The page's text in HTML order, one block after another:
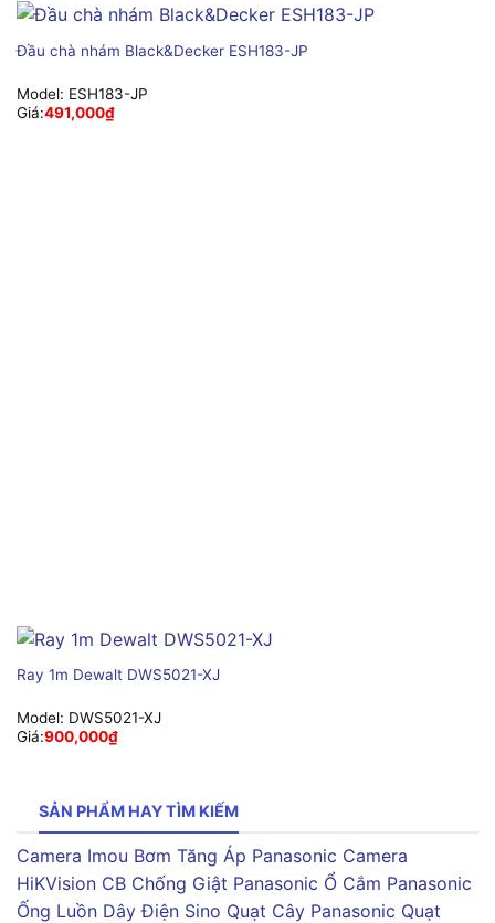
Đầu chà nhám Black&Decker ESH183-JP
Model: ESH183-JP
Giá:491,000₫
Ray 1m Dewalt DWS5021-XJ
Model: DWS5021-XJ
Giá:900,000₫
SẢN PHẨM HAY TÌM KIẾM
Camera Imou Bơm Tăng Áp Panasonic Camera
HiKVision CB Chống Giật Panasonic Ổ Cắm Panasonic
Ống Luồn Dây Điện Sino Quạt Cây Panasonic Quạt